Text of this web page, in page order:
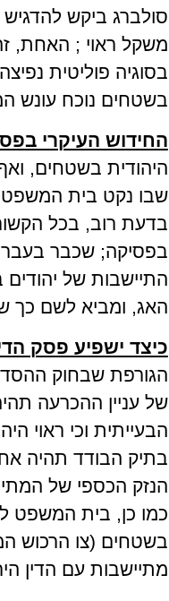
סולברג ביקש
משקל ראוי ; האחת,
בסוגיה פוליטית
בשטחים נוכח עונש
החידוש העיקרי
היהודית בשטחים,
שבו נקט בית המשפט
בדעת רוב, בכל
בפסיקה; שכבר בעבר
האג, ומביא לשם כך
כיצד ישפיע פסק
הגורפת שבחוק
של עניין ההכרעה
הבעייתית וכי ראוי
בתיק הבודד תהיה
הנזק הכספי של
כמו כן, בית המשפט
בשטחים (צו הרכוש
מתיישבות עם הדין